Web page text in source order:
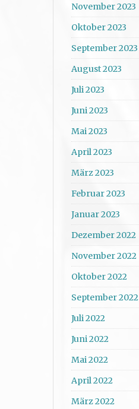
November 2023
Oktober 2023
September 2023
August 2023
Juli 2023
Juni 2023
Mai 2023
April 2023
März 2023
Februar 2023
Januar 2023
Dezember 2022
November 2022
Oktober 2022
September 2022
Juli 2022
Juni 2022
Mai 2022
April 2022
März 2022